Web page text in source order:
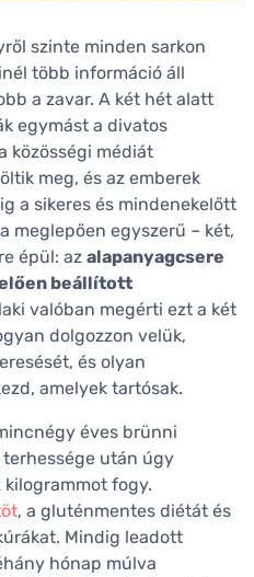
szinte minden sarkon
több információ áll
a zavar. A két hét alatt
egymást a divatos
közösségi médiát
meg, és az emberek
a sikeres és mindenekelőtt
meglepően egyszerű – két,
épül: az alapanyagcsere
beállított
valóban megérti ezt a két
dolgozzon velük,
és olyan
amelyek tartósak.
éves brünni
után úgy
fogy.
, a gluténmentes diétát és
Mindig leadott
hónap múlva